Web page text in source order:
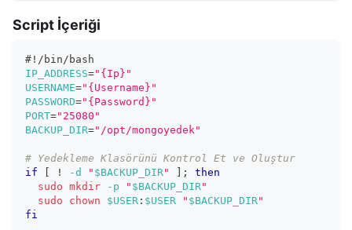
Script İçeriği
#!/bin/bash
IP_ADDRESS="{Ip}"
USERNAME="{Username}"
PASSWORD="{Password}"
PORT="25080"
BACKUP_DIR="/opt/mongoyedek"
# Yedekleme Klasörünü Kontrol Et ve Oluştur
if
[ ! -d " $BACKUP_DIR " ] ;
then
sudo mkdir -p " $BACKUP_DIR "
sudo
chown $USER : $USER " $BACKUP_DIR "
fi